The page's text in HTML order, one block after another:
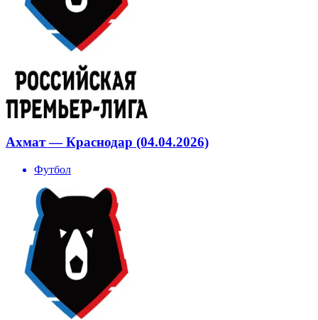
Ахмат — Краснодар (04.04.2026)
Футбол